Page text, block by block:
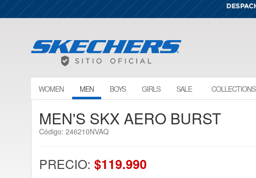
WOMEN MEN BOYS GIRLS SALE COLLECTIONS
MEN'S SKX AERO BURST
Código: 246210NVAQ
PRECIO: $119.990